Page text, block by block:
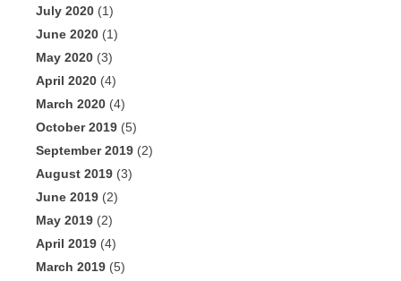
July 2020 (1)
June 2020 (1)
May 2020 (3)
April 2020 (4)
March 2020 (4)
October 2019 (5)
September 2019 (2)
August 2019 (3)
June 2019 (2)
May 2019 (2)
April 2019 (4)
March 2019 (5)